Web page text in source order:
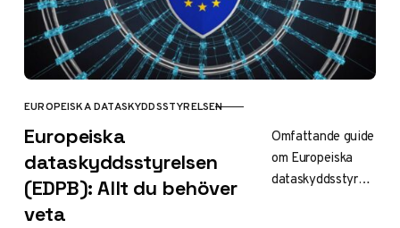
KATEGORI
EUROPEISKA DATASKYDDSSTYRELSEN
Europeiska
dataskyddsstyrelsen
(EDPB): Allt du behöver
veta
Omfattande guide
om Europeiska
dataskyddsstyrels